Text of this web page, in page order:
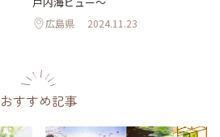
広島県 2024.11.23
おすすめ記事